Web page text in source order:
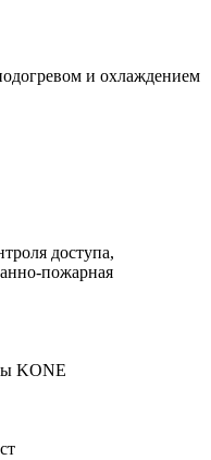
и охлаждением
доступа,
пожарная
KONE